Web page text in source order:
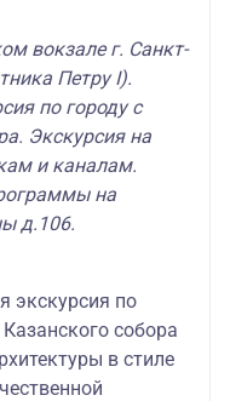
вокзале г. Санкт-
Петру I).
по городу с
Экскурсия на
и каналам.
на
д.106.
экскурсия по
собора
в стиле